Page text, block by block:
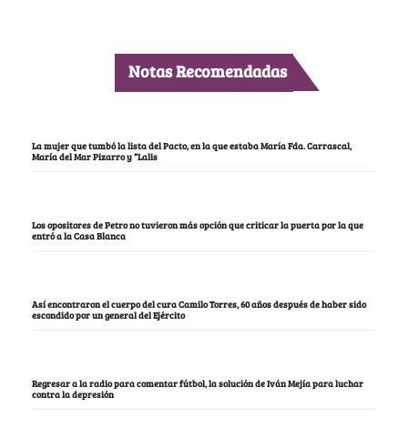
Notas Recomendadas
La mujer que tumbó la lista del Pacto, en la que estaba María Fda. Carrascal,
María del Mar Pizarro y “Lalis
Los opositores de Petro no tuvieron más opción que criticar la puerta por la que
entró a la Casa Blanca
Así encontraron el cuerpo del cura Camilo Torres, 60 años después de haber sido
escondido por un general del Ejército
Regresar a la radio para comentar fútbol, la solución de Iván Mejía para luchar
contra la depresión